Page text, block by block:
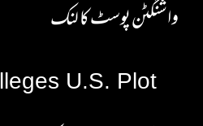
واشنگٹن پوسٹ کا لنک
U.S. Plot